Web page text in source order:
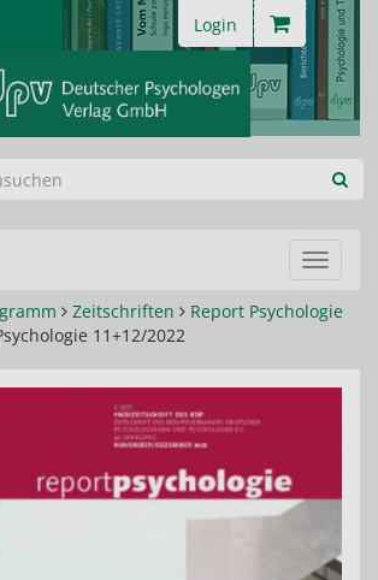
Login
ein-/
Zeitschriften
Report Psychologie
11+12/2022